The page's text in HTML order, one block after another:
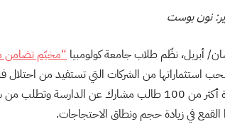
نون بوست
“مخيّم تضامن
استثماراتها من الشركات التي تستفيد من
توقف الإدارة أكثر من 100 طالب مشارك عن
في زيادة حجم ونطاق الاحتجاجات.